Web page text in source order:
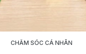
CHĂM SÓC CÁ NHÂN